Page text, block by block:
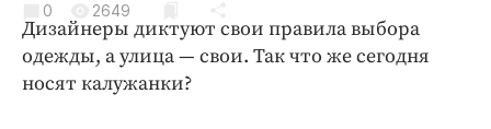
Криминал
Культура
Недвижимость и ЖКХ
0 2649
Дизайнеры диктуют свои правила выбора
одежды, а улица — свои. Так что же сегодня
носят калужанки?